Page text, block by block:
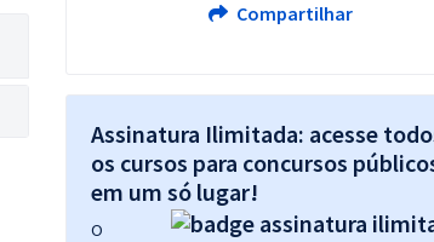
Compartilhar
Assinatura Ilimitada: acesse
os cursos para concursos
em um só lugar!
O